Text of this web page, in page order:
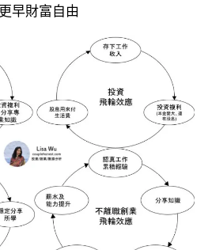
早財富自由